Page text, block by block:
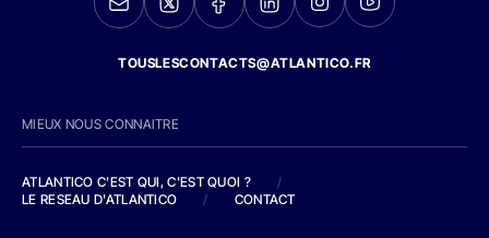
TOUSLESCONTACTS@ATLANTICO.FR
MIEUX NOUS CONNAITRE
ATLANTICO C'EST QUI, C'EST QUOI ?
/
LE RESEAU D'ATLANTICO
/ CONTACT